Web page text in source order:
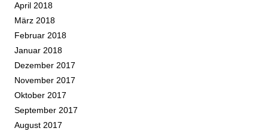
April 2018
März 2018
Februar 2018
Januar 2018
Dezember 2017
November 2017
Oktober 2017
September 2017
August 2017